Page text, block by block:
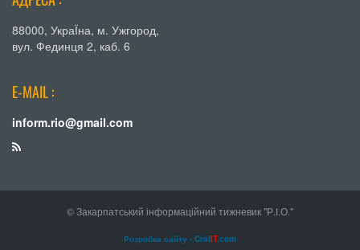
88000, УкраЇна, м. Ужгород,
вул. Фединця 2, каб. 6
E-MAIL :
inform.rio@gmail.com
© Закарпатський інформаційний тижневик "Р.І.О."
Розробка сайту - CrafIT.com